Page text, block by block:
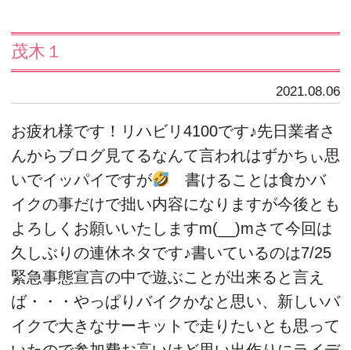
茂木１
2021.08.06
お疲れ様です！リハビリ4100です♪先日業者さ
んからブログ見てるなんて言われはずかちぃ思
いでイッパイですが
書けることは食かバ
イクの事だけで拙い内容になりますが今後とも
よろしくお願いいたしますm(__)mさて今回は
久しぶりの連休ネタです♪書いているのは7/25
緊急事態宣言の中で遊ぶことが出来ると言え
ば・・・やっぱりバイクかなと思い、新しいバ
イクで大きなサーキットで走りたいとも思って